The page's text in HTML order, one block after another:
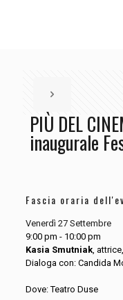
PIÙ DEL
inaugurale
Fascia oraria
Venerdì 27 Settembre
9:00 pm - 10:00 pm
Kasia Smutniak,
Dialoga con: Candida
Dove: Teatro Duse